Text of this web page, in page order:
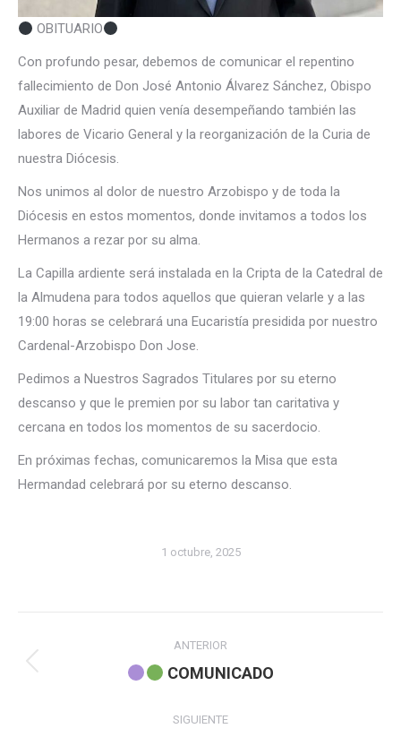
OBITUARIO
Con profundo pesar, debemos de comunicar el repentino
fallecimiento de Don José Antonio Álvarez Sánchez, Obispo
Auxiliar de Madrid quien venía desempeñando también las
labores de Vicario General y la reorganización de la Curia de
nuestra Diócesis.
Nos unimos al dolor de nuestro Arzobispo y de toda la
Diócesis en estos momentos, donde invitamos a todos los
Hermanos a rezar por su alma.
La Capilla ardiente será instalada en la Cripta de la Catedral de
la Almudena para todos aquellos que quieran velarle y a las
19:00 horas se celebrará una Eucaristía presidida por nuestro
Cardenal-Arzobispo Don Jose.
Pedimos a Nuestros Sagrados Titulares por su eterno
descanso y que le premien por su labor tan caritativa y
cercana en todos los momentos de su sacerdocio.
En próximas fechas, comunicaremos la Misa que esta
Hermandad celebrará por su eterno descanso.
1 octubre, 2025
entre
ANTERIOR
Publicación
COMUNICADO
SIGUIENTE